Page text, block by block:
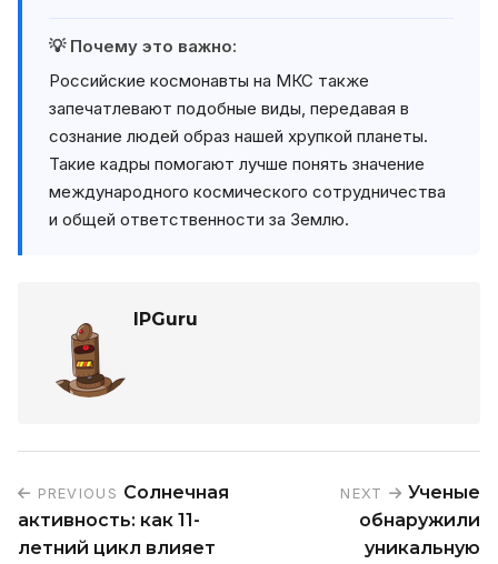
💡 Почему это важно:
Российские космонавты на МКС также
запечатлевают подобные виды, передавая в
сознание людей образ нашей хрупкой планеты.
Такие кадры помогают лучше понять значение
международного космического сотрудничества
и общей ответственности за Землю.
IPGuru
PREVIOUS Солнечная
активность: как 11-
летний цикл влияет
NEXT
Ученые
обнаружили
уникальную